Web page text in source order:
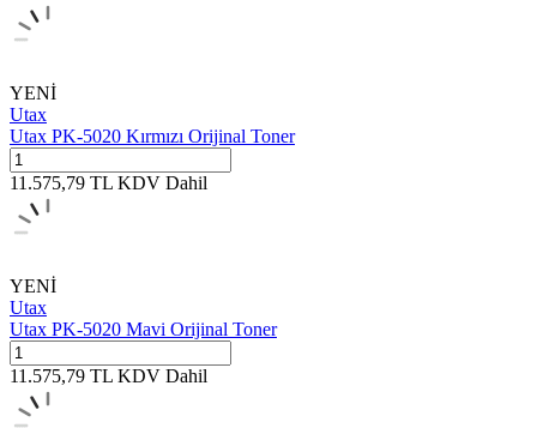
YENİ
Utax
Utax PK-5020 Kırmızı Orijinal Toner
11.575,79 TL KDV Dahil
YENİ
Utax
Utax PK-5020 Mavi Orijinal Toner
11.575,79 TL KDV Dahil